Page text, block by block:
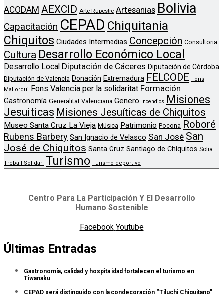
ACODAM AEXCID Arte Rupestre Artesanias Bolivia
Capacitación CEPAD Chiquitania
Chiquitos Ciudades Intermedias Concepción Consultoria
Cultura Desarrollo Económico Local
Desarrollo Local Diputación de Cáceres Diputación de Córdoba
Diputación de Valencia Donación Extremadura FELCODE Fons
Mallorqui
Fons Valencia per la solidaritat Formación
Gastronomía Generalitat Valenciana Genero Incendios
Misiones
Jesuiticas Misiones Jesuíticas de Chiquitos
Museo Santa Cruz La Vieja Música Patrimonio Pocona Roboré
Rubens Barbery San Ignacio de Velasco San José San
José de Chiquitos Santa Cruz Santiago de Chiquitos Sofia
Treball Solidari Turismo Turismo deportivo
Centro Para La Participación Y El Desarrollo
Humano Sostenible
Facebook Youtube
Últimas Entradas
Gastronomía, calidad y hospitalidad fortalecen el turismo en
Tiwanaku
CEPAD será distinguido con la condecoración “Tiluchi Chiquitano”